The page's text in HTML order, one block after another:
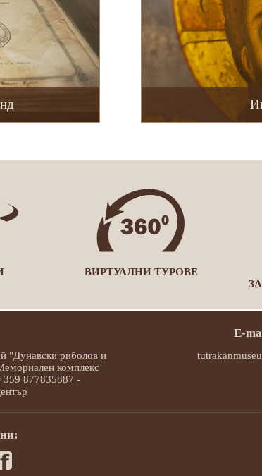
ВИРТУАЛНИ ТУРОВЕ
"Дунавски риболов и
комплекс
877835887 -
E-